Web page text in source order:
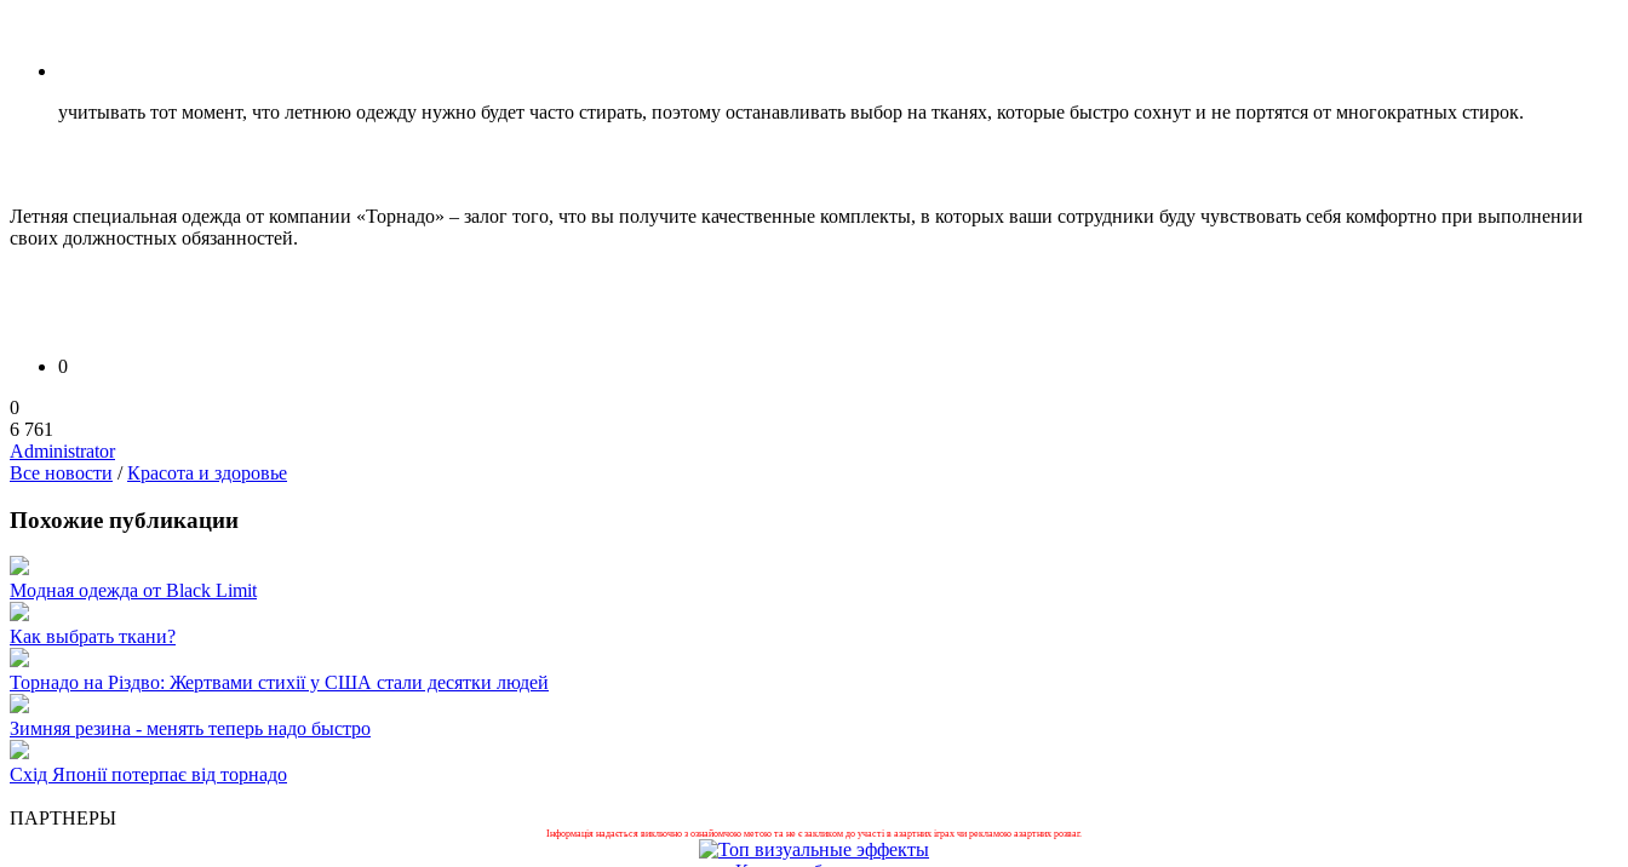
учитывать тот момент, что летнюю одежду нужно будет часто стирать, поэтому останавливать выбор на тканях, которые быстро сохнут и не портятся от многократных стирок.
Летняя специальная одежда от компании «Торнадо» – залог того, что вы получите качественные комплекты, в которых ваши сотрудники буду чувствовать себя комфортно при выполнении
своих должностных обязанностей.
0
0
6 761
Administrator
Все новости /Красота и здоровье
Похожие публикации
Модная одежда от Black Limit
Как выбрать ткани?
Торнадо на Різдво: Жертвами стихії у США стали десятки людей
Зимняя резина - менять теперь надо быстро
Схід Японії потерпає від торнадо
ПАРТНЕРЫ
Інформація надається виключно з ознайомчою метою та не є закликом до участі в азартних іграх чи рекламою азартних розваг.